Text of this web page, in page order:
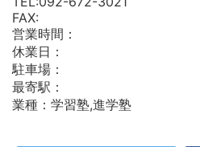
FAX:
営業時間：
休業日：
駐車場：
最寄駅：
業種：学習塾,進学塾